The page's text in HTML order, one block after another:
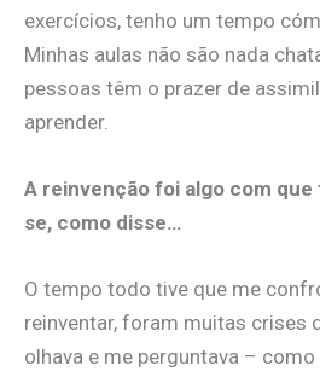
exercícios, tenho um tempo
Minhas aulas não são nada
pessoas têm o prazer de
aprender.
A reinvenção foi algo com
se, como disse…
O tempo todo tive que me
reinventar, foram muitas crises
olhava e me perguntava – como